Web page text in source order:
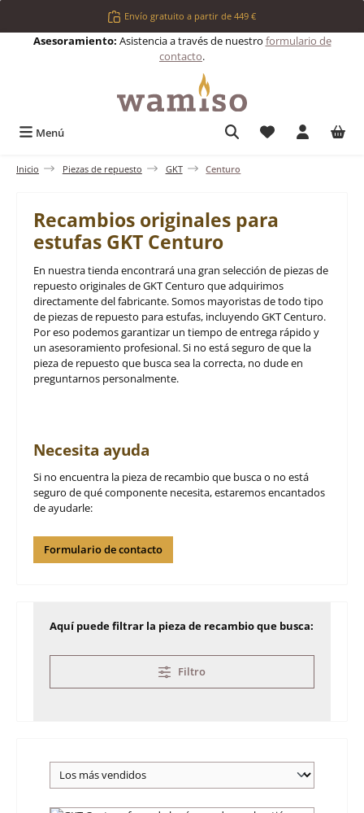
Saltar al contenido principalEnvío gratuito a partir de 449 €
Asesoramiento: Asistencia a través de nuestro formulario de
contacto.
Menú Tienes 0
Inicio Piezas de repuesto GKT Centuro
Recambios originales para
estufas GKT Centuro
En nuestra tienda encontrará una gran selección de piezas de
repuesto originales de GKT Centuro que adquirimos
directamente del fabricante. Somos mayoristas de todo tipo
de piezas de repuesto para estufas, incluyendo GKT Centuro.
Por eso podemos garantizar un tiempo de entrega rápido y
un asesoramiento profesional. Si no está seguro de que la
pieza de repuesto que busca sea la correcta, no dude en
preguntarnos personalmente.
Necesita ayuda
Si no encuentra la pieza de recambio que busca o no está
seguro de qué componente necesita, estaremos encantados
de ayudarle:
Formulario de contacto
Aquí puede filtrar la pieza de recambio que busca:
Filtro